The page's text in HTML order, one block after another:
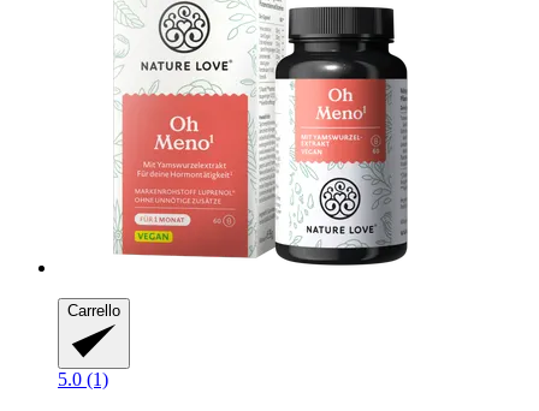
Carrello
5.0 (1)